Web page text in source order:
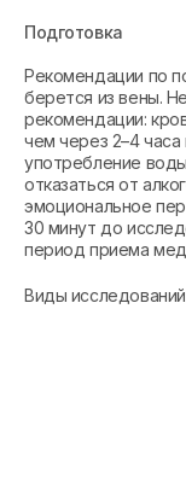
Подготовка
Рекомендации по
берется из вены.
рекомендации:
чем через 2–4
употребление воды
отказаться от
эмоциональное
30 минут до
период приема
Виды